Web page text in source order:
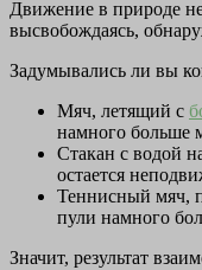
Движение в природе
высвобождаясь,
Задумывались ли вы
Мяч, летящий с
намного больше
Стакан с водой
остается
Теннисный мяч,
пули намного
Значит, результат